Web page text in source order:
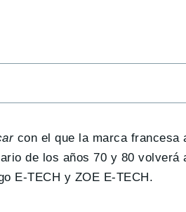
con el que la marca francesa
de los años 70 y 80 volverá
E-TECH y ZOE E-TECH.